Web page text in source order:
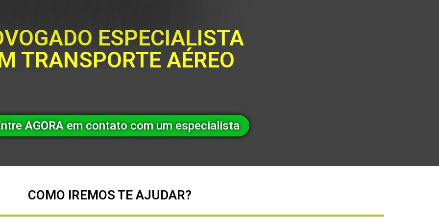
ESPECIALISTA
TRANSPORTE AÉREO
AGORAem contato com um especialista
COMO IREMOS TE AJUDAR?